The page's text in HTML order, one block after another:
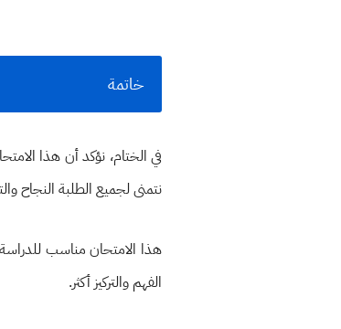
خاتمة
في الختام، نؤكد أن هذا
نتمنى لجميع الطلبة النجاح
هذا الامتحان مناسب
الفهم والتركيز أكثر.